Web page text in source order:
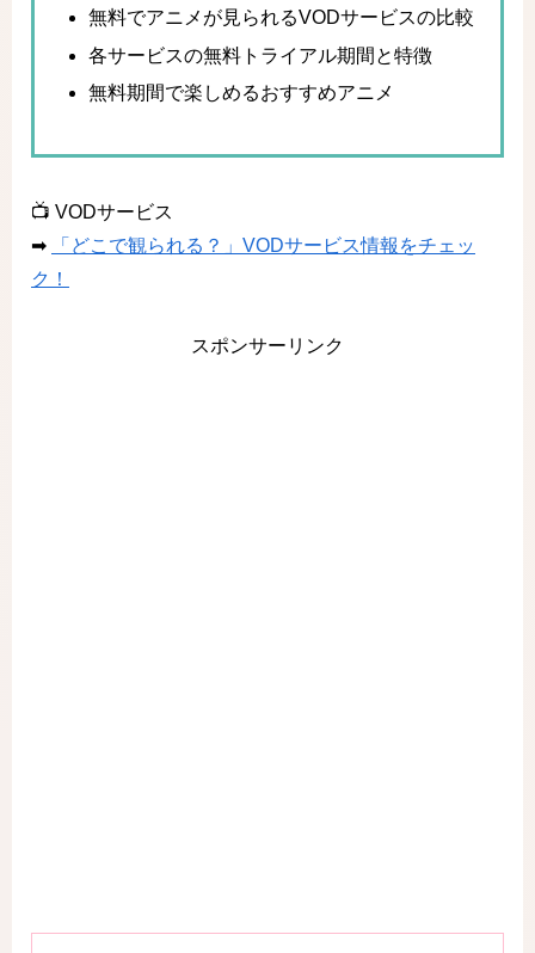
無料でアニメが見られるVODサービスの比較
各サービスの無料トライアル期間と特徴
無料期間で楽しめるおすすめアニメ
📺 VODサービス
➡
「どこで観られる？」VODサービス情報をチェッ
ク！
スポンサーリンク